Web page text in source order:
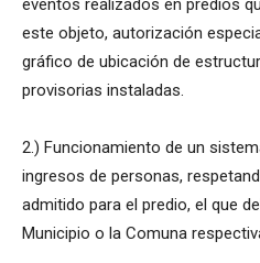
eventos realizados en predios
este objeto, autorización
gráfico de ubicación de
provisorias instaladas.
2.) Funcionamiento de un
ingresos de personas,
admitido para el predio, el que
Municipio o la Comuna